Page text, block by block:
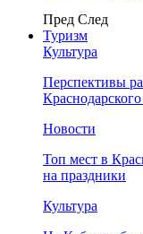
Пред След
Туризм
Культура
Перспективы
Новости
Топ мест в
на праздники
Культура